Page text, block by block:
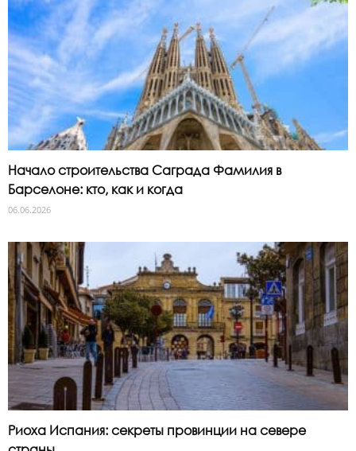
Начало строительства Саграда Фамилия в
Барселоне: кто, как и когда
06.06.2026
Риоха Испания: секреты провинции на севере